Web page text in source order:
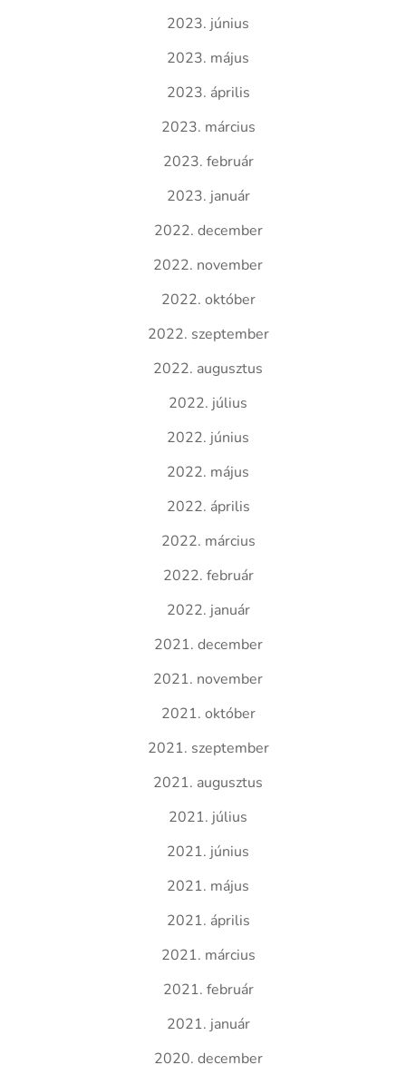
2023. június
2023. május
2023. április
2023. március
2023. február
2023. január
2022. december
2022. november
2022. október
2022. szeptember
2022. augusztus
2022. július
2022. június
2022. május
2022. április
2022. március
2022. február
2022. január
2021. december
2021. november
2021. október
2021. szeptember
2021. augusztus
2021. július
2021. június
2021. május
2021. április
2021. március
2021. február
2021. január
2020. december